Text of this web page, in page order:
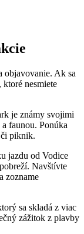
objavovanie. Ak sa
nesmiete
je známy svojimi
faunou. Ponúka
či piknik.
jazdu od Vodice
Navštívte
zozname
sa skladá z viac
zážitok z plavby